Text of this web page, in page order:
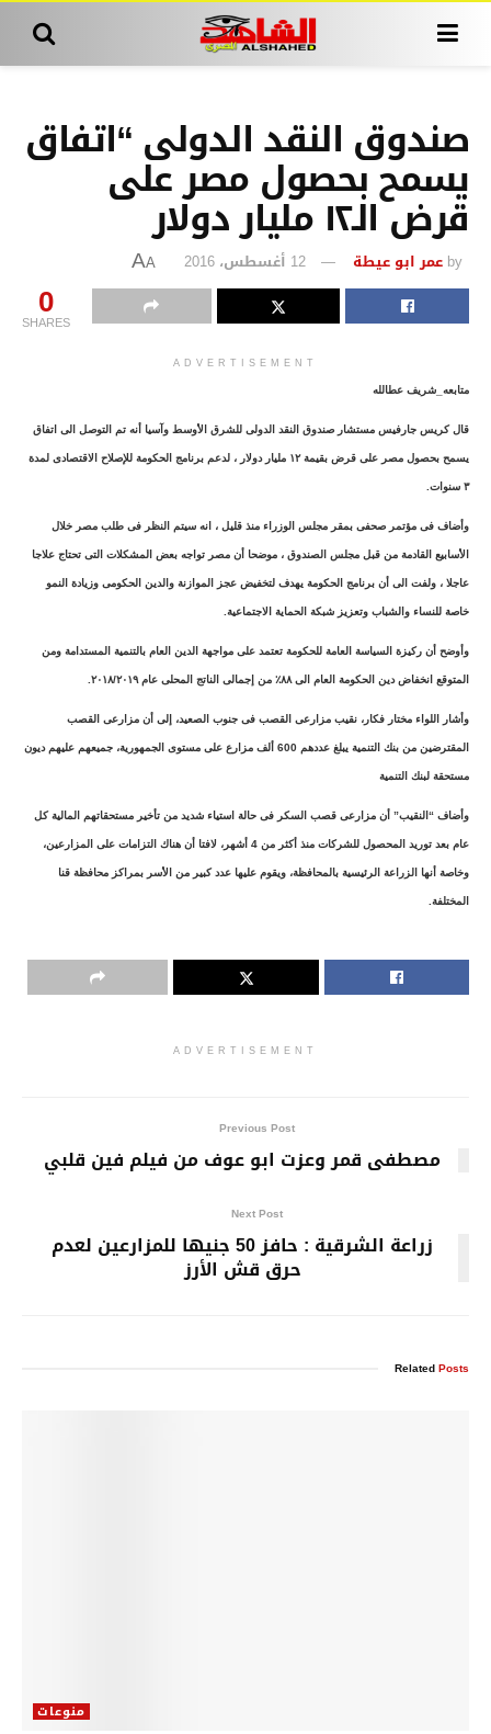
صندوق النقد الدولى “اتفاق
يسمح بحصول مصر على
قرض الـ١٢ مليار دولار
by عمر ابو عيطة 12 أغسطس، 2016 A
A
0
SHARES
ADVERTISEMENT
متابعه_شريف عطالله
قال كريس جارفيس مستشار صندوق النقد الدولى للشرق الأوسط وآسيا أنه تم التوصل الى اتفاق
يسمح بحصول مصر على قرض بقيمة ١٢ مليار دولار ، لدعم برنامج الحكومة للإصلاح الاقتصادى لمدة
٣ سنوات.
وأضاف فى مؤتمر صحفى بمقر مجلس الوزراء منذ قليل ، انه سيتم النظر فى طلب مصر خلال
الأسابيع القادمة من قبل مجلس الصندوق ، موضحا أن مصر تواجه بعض المشكلات التى تحتاج علاجا
عاجلا ، ولفت الى أن برنامج الحكومة يهدف لتخفيض عجز الموازنة والدين الحكومى وزيادة النمو
خاصة للنساء والشباب وتعزيز شبكة الحماية الاجتماعية.
وأوضح أن ركيزة السياسة العامة للحكومة تعتمد على مواجهة الدين العام بالتنمية المستدامة ومن
المتوقع انخفاض دين الحكومة العام الى ٨٨٪ من إجمالى الناتج المحلى عام ٢٠١٨/٢٠١٩.
وأشار اللواء مختار فكار، نقيب مزارعى القصب فى جنوب الصعيد، إلى أن مزارعى القصب
المقترضين من بنك التنمية يبلغ عددهم 600 ألف مزارع على مستوى الجمهورية، جميعهم عليهم ديون
مستحقة لبنك التنمية
وأضاف “النقيب” أن مزارعى قصب السكر فى حالة استياء شديد من تأخير مستحقاتهم المالية كل
عام بعد توريد المحصول للشركات منذ أكثر من 4 أشهر، لافتا أن هناك التزامات على المزارعين،
وخاصة أنها الزراعة الرئيسية بالمحافظة، ويقوم عليها عدد كبير من الأسر بمراكز محافظة قنا
المختلفة.
ADVERTISEMENT
Previous Post
مصطفى قمر وعزت ابو عوف من فيلم فين قلبي
Next Post
زراعة الشرقية : حافز 50 جنيها للمزارعين لعدم
حرق قش الأرز
RelatedPosts
منوعات